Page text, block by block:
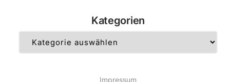
Kategorien
Impressum